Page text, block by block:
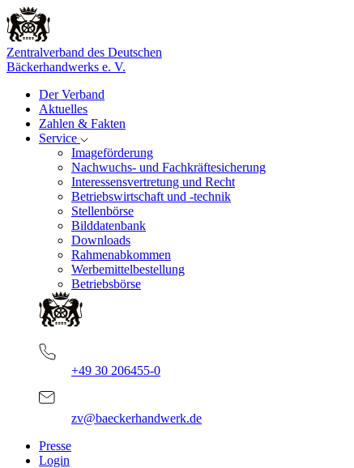
Zentralverband des Deutschen
Bäckerhandwerks e. V.
Der Verband
Aktuelles
Zahlen & Fakten
Service
Imageförderung
Nachwuchs- und Fachkräftesicherung
Interessensvertretung und Recht
Betriebswirtschaft und -technik
Stellenbörse
Bilddatenbank
Downloads
Rahmenabkommen
Werbemittelbestellung
Betriebsbörse
+49 30 206455-0
zv@baeckerhandwerk.de
Presse
Login